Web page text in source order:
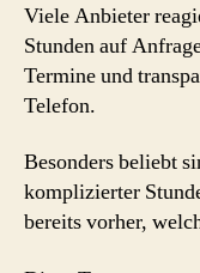
Viele Anbieter
Stunden auf
Termine und
Telefon.
Besonders beliebt
komplizierter
bereits vorher,